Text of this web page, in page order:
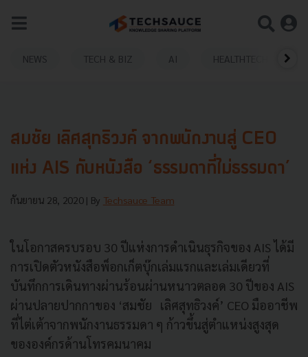
NEWS TECH & BIZ AI HEALTHTECH
สมชัย เลิศสุทธิวงค์ จากพนักงานสู่ CEO
แห่ง AIS กับหนังสือ ‘ธรรมดาที่ไม่ธรรมดา’
กันยายน 28, 2020 | By Techsauce Team
ในโอกาสครบรอบ 30 ปีแห่งการดำเนินธุรกิจของ AIS ได้มี
การเปิดตัวหนังสือพ็อกเก็ตบุ๊กเล่มแรกและเล่มเดียวที่
บันทึกการเดินทางผ่านร้อนผ่านหนาวตลอด 30 ปีของ AIS
ผ่านปลายปากกาของ ‘สมชัย เลิศสุทธิวงค์’ CEO มืออาชีพ
ที่ไต่เต้าจากพนักงานธรรมดา ๆ ก้าวขึ้นสู่ตำแหน่งสูงสุด
ขององค์กรด้านโทรคมนาคม